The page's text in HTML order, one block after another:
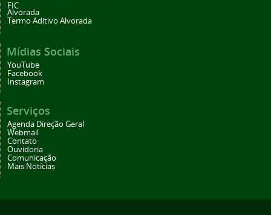
FIC
Alvorada
Termo Aditivo Alvorada
Mídias Sociais
YouTube
Facebook
Instagram
Serviços
Agenda Direção Geral
Webmail
Contato
Ouvidoria
Comunicação
Mais Notícias